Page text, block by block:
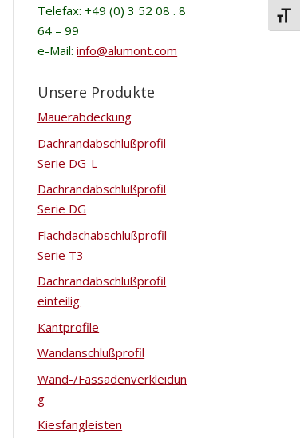
Telefax: +49 (0) 3 52 08 . 8
64 – 99
e-Mail:info@alumont.com
Unsere Produkte
Mauerabdeckung
Dachrandabschlußprofil
Serie DG-L
Dachrandabschlußprofil
Serie DG
Flachdachabschlußprofil
Serie T3
Dachrandabschlußprofil
einteilig
Kantprofile
Wandanschlußprofil
Wand-/Fassadenverkleidun
g
Kiesfangleisten